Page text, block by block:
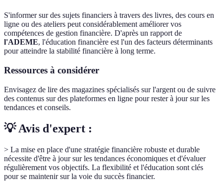
S'informer sur des sujets financiers à travers des livres, des cours en
ligne ou des ateliers peut considérablement améliorer vos
compétences de gestion financière. D'après un rapport de
l'ADEME, l'éducation financière est l'un des facteurs déterminants
pour atteindre la stabilité financière à long terme.
Ressources à considérer
Envisagez de lire des magazines spécialisés sur l'argent ou de suivre
des contenus sur des plateformes en ligne pour rester à jour sur les
tendances et conseils.
💡 Avis d'expert :
> La mise en place d'une stratégie financière robuste et durable
nécessite d'être à jour sur les tendances économiques et d'évaluer
régulièrement vos objectifs. La flexibilité et l'éducation sont clés
pour se maintenir sur la voie du succès financier.